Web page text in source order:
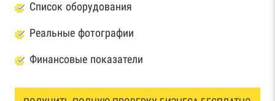
Список оборудования
Реальные фотографии
Финансовые показатели